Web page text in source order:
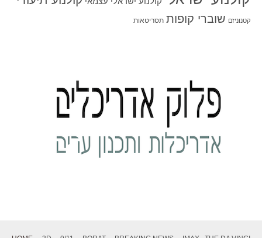
קטנוניזם שוברי קופות תסריטאות